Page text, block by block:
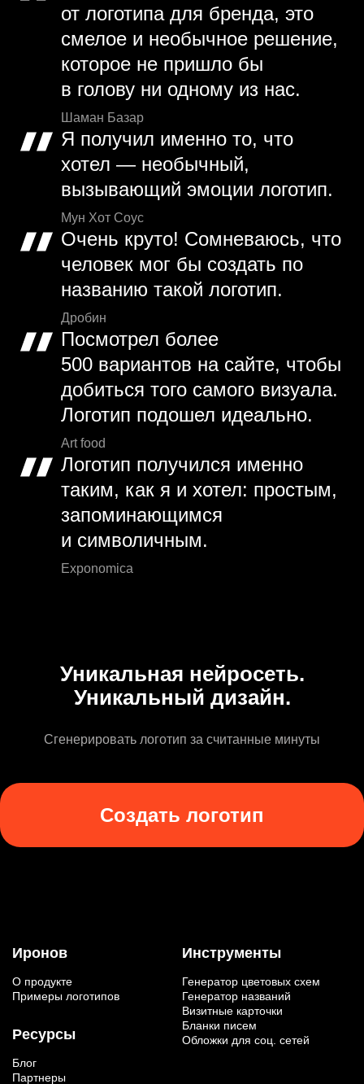
от логотипа для бренда, это
смелое и необычное решение,
которое не пришло бы
в голову ни одному из нас.
Шаман Базар
Я получил именно то, что
хотел — необычный,
вызывающий эмоции логотип.
Мун Хот Соус
Очень круто! Сомневаюсь, что
человек мог бы создать по
названию такой логотип.
Дробин
Посмотрел более
500 вариантов на сайте, чтобы
добиться того самого визуала.
Логотип подошел идеально.
Art food
Логотип получился именно
таким, как я и хотел: простым,
запоминающимся
и символичным.
Exponomica
Уникальная нейросеть.
Уникальный дизайн.
Сгенерировать логотип за считанные минуты
Создать логотип
Иронов
О продукте
Примеры логотипов
Ресурсы
Блог
Партнеры
Инструменты
Генератор цветовых схем
Генератор названий
Визитные карточки
Бланки писем
Обложки для соц. сетей